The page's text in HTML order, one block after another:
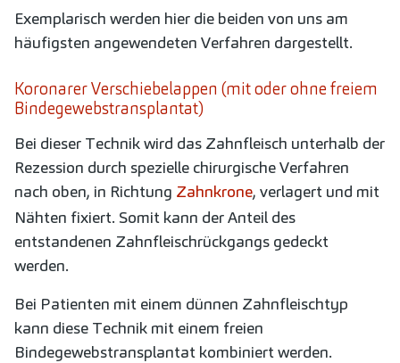
Exemplarisch werden hier die beiden von uns am
häufigsten angewendeten Verfahren dargestellt.
Koronarer Verschiebelappen (mit oder ohne freiem
Bindegewebstransplantat)
Bei dieser Technik wird das Zahnfleisch unterhalb der
Rezession durch spezielle chirurgische Verfahren
nach oben, in Richtung Zahnkrone, verlagert und mit
Nähten fixiert. Somit kann der Anteil des
entstandenen Zahnfleischrückgangs gedeckt
werden.
Bei Patienten mit einem dünnen Zahnfleischtyp
kann diese Technik mit einem freien
Bindegewebstransplantat kombiniert werden.